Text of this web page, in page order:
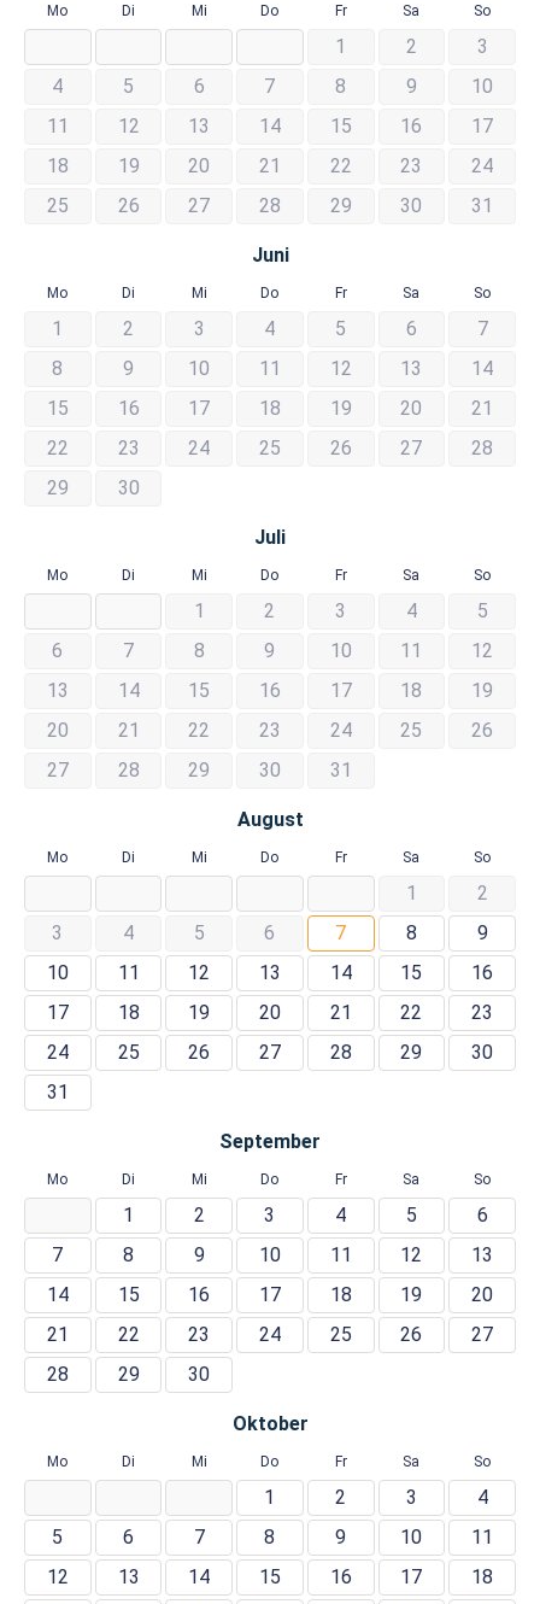
Mo Di Mi Do Fr Sa So
1 2
3
4
5 6 7 8 9
10
11
12 13 14 15 16
17
18
19 20 21 22 23
24
25
26 27 28 29 30 31
Juni
Mo Di Mi Do Fr Sa So
1 2 3 4 5 6
7
8
9 10 11 12 13
14
15
16 17 18 19 20
21
22
23 24 25 26 27
28
29
30
Juli
Mo Di Mi Do Fr Sa So
1 2 3 4
5
6
7 8 9 10 11
12
13
14 15 16 17 18
19
20
21 22 23 24 25
26
27
28 29 30 31
August
Mo Di Mi Do Fr Sa So
1
2
3
4 5 6 7 8
9
10
11 12 13 14 15
16
17
18 19 20 21 22
23
24
25 26 27 28 29
30
31
September
Mo Di Mi Do Fr Sa So
1 2 3 4 5
6
7
8 9 10 11 12
13
14
15 16 17 18 19
20
21
22 23 24 25 26
27
28
29 30
Oktober
Mo Di Mi Do Fr Sa So
1 2 3
4
5
6 7 8 9 10
11
12
13 14 15 16 17
18